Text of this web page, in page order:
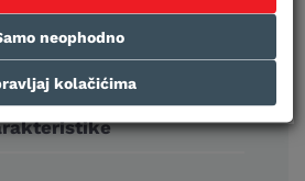
neophodno
kolačićima